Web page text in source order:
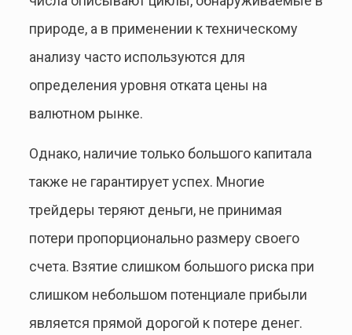
природе, а в применении к техническому
анализу часто используются для
определения уровня отката цены на
валютном рынке.
Однако, наличие только большого капитала
также не гарантирует успех. Многие
трейдеры теряют деньги, не принимая
потери пропорционально размеру своего
счета. Взятие слишком большого риска при
слишком небольшом потенциале прибыли
является прямой дорогой к потере денег.